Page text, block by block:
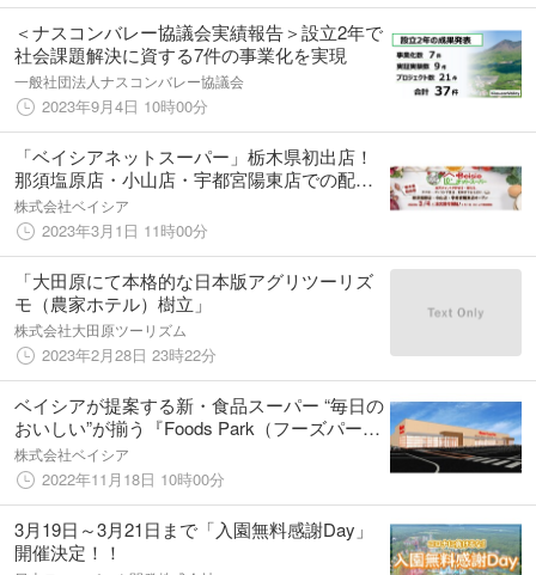
＜ナスコンバレー協議会実績報告＞設立2年で
社会課題解決に資する7件の事業化を実現
一般社団法人ナスコンバレー協議会
2023年9月4日 10時00分
「ベイシアネットスーパー」栃木県初出店！
那須塩原店・小山店・宇都宮陽東店での配送
を開始
株式会社ベイシア
2023年3月1日 11時00分
「大田原にて本格的な日本版アグリツーリズ
モ（農家ホテル）樹立」
株式会社大田原ツーリズム
2023年2月28日 23時22分
ベイシアが提案する新・食品スーパー “毎日の
おいしい”が揃う『Foods Park（フーズパー
ク）』デビュー
株式会社ベイシア
2022年11月18日 10時00分
3月19日～3月21日まで「入園無料感謝Day」
開催決定！！